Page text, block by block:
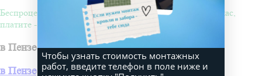
Беспроцентная рассрочка на 4 месяца. Покупайте - сейчас,
платите - потом!
в Пензе
в Пензе
Чтобы узнать стоимость монтажных
работ, введите телефон в поле ниже и